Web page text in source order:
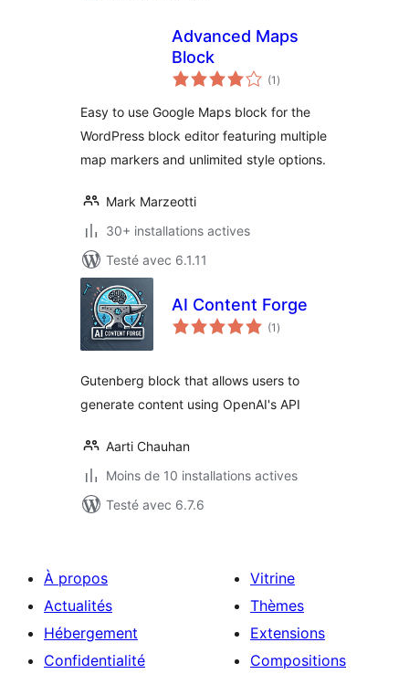
Advanced Maps
Block
(1 notes
en
)
Easy to use Google Maps block for the
WordPress block editor featuring multiple
map markers and unlimited style options.
Mark Marzeotti
30+ installations actives
Testé avec 6.1.11
AI Content Forge
(1 notes
en
)
Gutenberg block that allows users to
generate content using OpenAI's API
Aarti Chauhan
Moins de 10 installations actives
Testé avec 6.7.6
À propos
Actualités
Hébergement
Confidentialité
Vitrine
Thèmes
Extensions
Compositions